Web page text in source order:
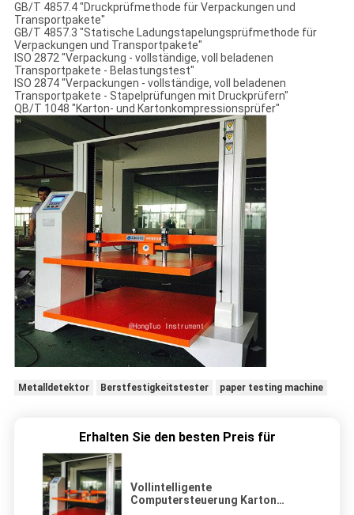
GB/T 4857.4 "Druckprüfmethode für Verpackungen und
Transportpakete"
GB/T 4857.3 "Statische Ladungstapelungsprüfmethode für
Verpackungen und Transportpakete"
ISO 2872 "Verpackung - vollständige, voll beladenen
Transportpakete - Belastungstest"
ISO 2874 "Verpackungen - vollständige, voll beladenen
Transportpakete - Stapelprüfungen mit Druckprüfern"
QB/T 1048 "Karton- und Kartonkompressionsprüfer"
Metalldetektor Berstfestigkeitstester paper testing machine
Erhalten Sie den besten Preis für
Vollintelligente
Computersteuerung Karton